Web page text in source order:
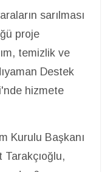
sarılması
proje
temizlik ve
Destek
hizmete
Kurulu Başkanı